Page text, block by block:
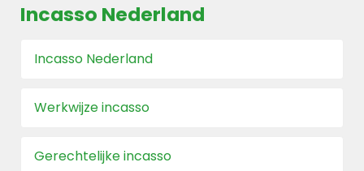
Incasso Nederland
Incasso Nederland
Werkwijze incasso
Gerechtelijke incasso